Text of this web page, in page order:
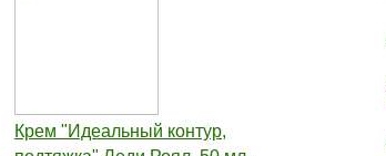
Крем "Идеальный контур,